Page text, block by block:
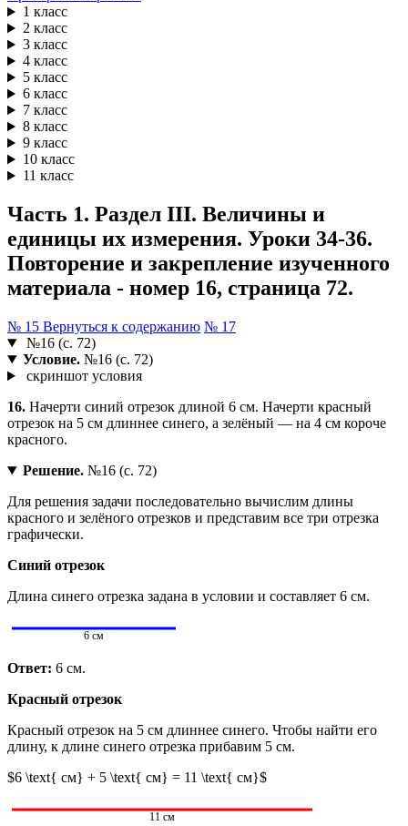
1 класс
2 класс
3 класс
4 класс
5 класс
6 класс
7 класс
8 класс
9 класс
10 класс
11 класс
Часть 1. Раздел III. Величины и
единицы их измерения. Уроки 34-36.
Повторение и закрепление изученного
материала - номер 16, страница 72.
№ 15 Вернуться к содержанию № 17
№16 (с. 72)
Условие.№16 (с. 72)
скриншот условия
16. Начерти синий отрезок длиной 6 см. Начерти красный
отрезок на 5 см длиннее синего, а зелёный — на 4 см короче
красного.
Решение.№16 (с. 72)
Для решения задачи последовательно вычислим длины
красного и зелёного отрезков и представим все три отрезка
графически.
Синий отрезок
Длина синего отрезка задана в условии и составляет 6 см.
6 см
Ответ: 6 см.
Красный отрезок
Красный отрезок на 5 см длиннее синего. Чтобы найти его
длину, к длине синего отрезка прибавим 5 см.
$6 \text{ см} + 5 \text{ см} = 11 \text{ см}$
11 см